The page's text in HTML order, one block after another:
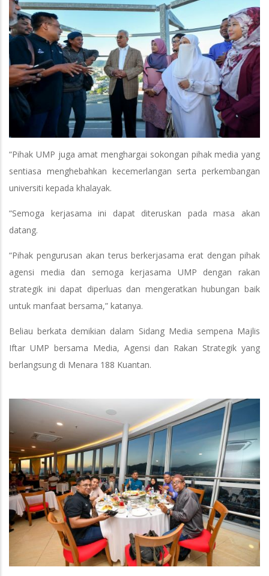
“Pihak UMP juga amat menghargai sokongan pihak media yang
sentiasa menghebahkan kecemerlangan serta perkembangan
universiti kepada khalayak.
“Semoga kerjasama ini dapat diteruskan pada masa akan
datang.
“Pihak pengurusan akan terus berkerjasama erat dengan pihak
agensi media dan semoga kerjasama UMP dengan rakan
strategik ini dapat diperluas dan mengeratkan hubungan baik
untuk manfaat bersama,” katanya.
Beliau berkata demikian dalam Sidang Media sempena Majlis
Iftar UMP bersama Media, Agensi dan Rakan Strategik yang
berlangsung di Menara 188 Kuantan.